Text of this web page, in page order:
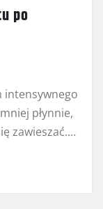
po
intensywnego
płynnie,
zawieszać.…